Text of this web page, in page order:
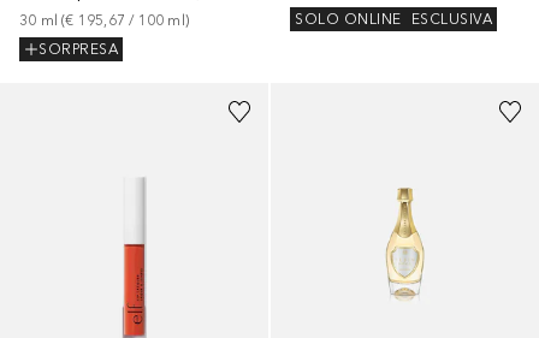
30 ml (€ 195,67 / 100 ml )
SORPRESA
SOLO ONLINE
ESCLUSIVA